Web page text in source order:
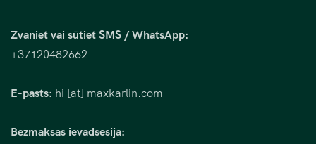
Zvaniet vai sūtiet SMS / WhatsApp:
+37120482662
E-pasts: hi [at] maxkarlin.com
Bezmaksas ievadsesija: